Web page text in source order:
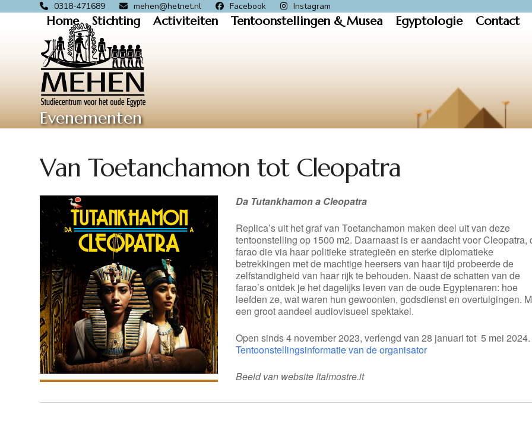
0318-471689 mehen@hetnet.nl Facebook Instagram
Home Stichting Activiteiten Tentoonstellingen & Musea Egyptologie Contact
Evenementen
Van Toetanchamon tot Cleopatra
Da Tutankhamon a Cleopatra
Replica’s uit het graf van Toetanchamon maken deel uit van deze
tentoonstelling op 1500 m2. Daarnaast is er aandacht voor Cleopatra,
farao die via haar politieke strategieën en sterke diplomatieke
betrekkingen met de machtige heersers van haar tijd probeerde de
zelfstandigheid van haar rijk te behouden. Naast de schatten van de
farao’s ontdek je het dagelijks leven van de oude Egyptenaren: hoe
leefden ze, wat waren hun gewoonten, godsdienst en overtuigingen.
een groot aandeel audiovisueel spektakel.
Open sinds 4 november 2023, verlengd van 28 januari tot 5 mei 2024.
Tentoonstellingsinformatie van de organisator
Beeld van website Italmostre.it